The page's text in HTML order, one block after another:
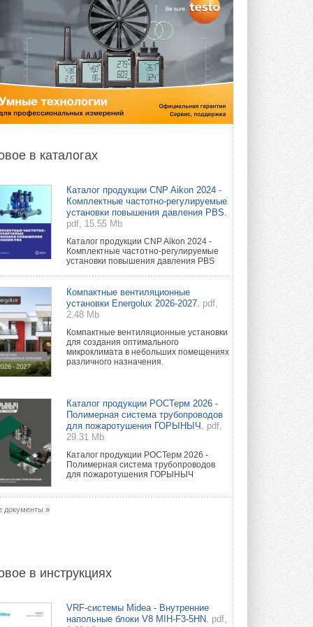
в каталогах
Каталог продукции CNP Aikon 2024 -
Комплектные частотно-регулируемые
установки повышения давления PBS.
pdf, 15.55 Mb
Каталог продукции CNP Aikon 2024 -
Комплектные частотно-регулируемые
установки повышения давления PBS
Компактные вентиляционные
установки Energolux 2026-2027. pdf,
2.48 Mb
Компактные вентиляционные установки
для создания оптимального
микроклимата в небольших помещениях
различного назначения.
Каталог продукции РОСТерм 2026 -
Полимерная система трубопроводов
для пожаротушения ГОРЫНЫЧ.
pdf,
29.31 Mb
Каталог продукции РОСТерм 2026 -
Полимерная система трубопроводов
для пожаротушения ГОРЫНЫЧ
документы »
в инструкциях
VRF-системы Midea - Внутренние
напольные блоки V8 MIH-F3-5HN. pdf,